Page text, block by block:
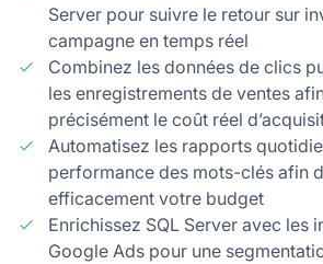
Server pour suivre le retour sur
campagne en temps réel
Combinez les données de clics
les enregistrements de ventes
précisément le coût réel
Automatisez les rapports
performance des mots-clés afin
efficacement votre budget
Enrichissez SQL Server avec les
Google Ads pour une